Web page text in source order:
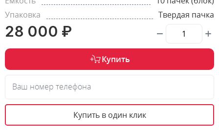
Упаковка
Твердая пачка
28 000 ₽
Купить
Ваш номер телефона
Купить в один клик